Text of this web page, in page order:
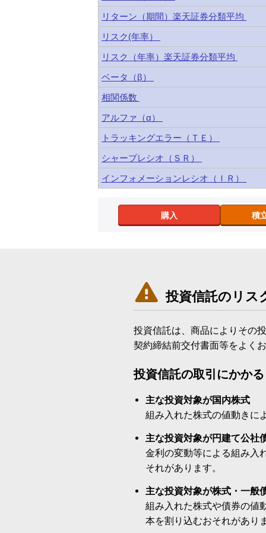
リターン（期間）楽天証券分類平均
リスク(年率）
リスク（年率）楽天証券分類平均
ベータ（β）
相関係数
アルファ（α）
トラッキングエラー（ＴＥ）
シャープレシオ（ＳＲ）
インフォメーションレシオ（ＩＲ）
購入 積
 投資信託のリス
投資信託は、商品によりその
契約締結前交付書面等をよく
投資信託の取引にかか
主な投資対象が国内株式
組み入れた株式の値動きに
主な投資対象が円建て公社
金利の変動等による組み入
それがあります。
主な投資対象が株式・一般
組み入れた株式や債券の値
本を割り込むおそれがあり